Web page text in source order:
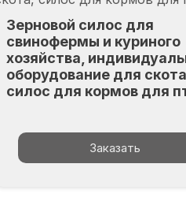
Зерновой силос для
свинофермы и куриного
хозяйства,
оборудование для скота,
силос для кормов для
Заказать